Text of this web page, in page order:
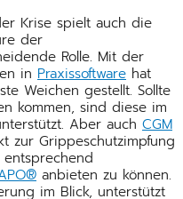
Krise spielt auch die
der
Rolle. Mit der
in Praxissoftware hat
Weichen gestellt. Sollte
kommen, sind diese im
Aber auch CGM
zur Grippeschutzimpfung
anbieten zu können.
im Blick, unterstützt